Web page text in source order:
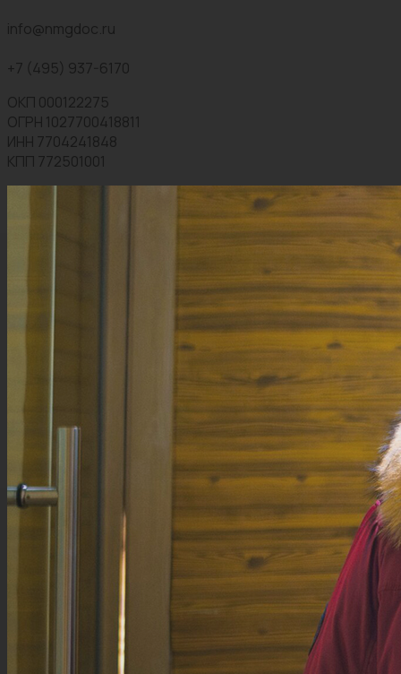
info@nmgdoc.ru
+7 (495) 937-6170
ОКП 000122275
ОГРН 1027700418811
ИНН 7704241848
КПП 772501001